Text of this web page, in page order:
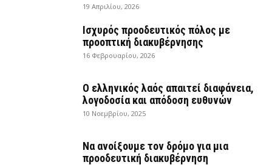
19 Απριλίου, 2026
Ισχυρός προοδευτικός πόλος με
προοπτική διακυβέρνησης
16 Φεβρουαρίου, 2026
Ο ελληνικός λαός απαιτεί διαφάνεια,
λογοδοσία και απόδοση ευθυνών
10 Νοεμβρίου, 2025
Να ανοίξουμε τον δρόμο για μια
προοδευτική διακυβέρνηση